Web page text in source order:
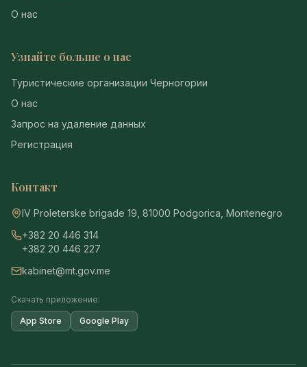
О нас
Узнайте больше о нас
Туристические организации Черногории
О нас
Запрос на удаление данных
Регистрация
Контакт
IV Proleterske brigade 19, 81000 Podgorica, Montenegro
+382 20 446 314
+382 20 446 227
kabinet@mt.gov.me
Скачать приложение:
App Store Google Play